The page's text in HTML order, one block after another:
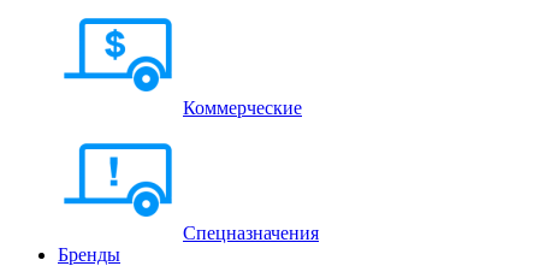
Коммерческие
Спецназначения
Бренды